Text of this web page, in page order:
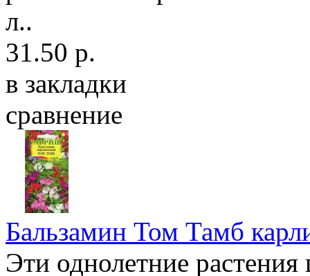
л..
31.50 р.
в закладки
сравнение
Бальзамин Том Тамб
Эти однолетние